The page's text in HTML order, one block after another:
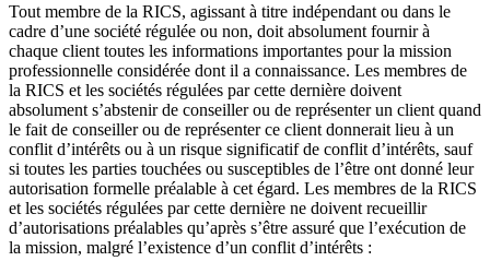
Tout membre de la RICS, agissant à titre indépendant ou dans le
cadre d’une société régulée ou non, doit absolument fournir à
chaque client toutes les informations importantes pour la mission
professionnelle considérée dont il a connaissance. Les membres de
la RICS et les sociétés régulées par cette dernière doivent
absolument s’abstenir de conseiller ou de représenter un client quand
le fait de conseiller ou de représenter ce client donnerait lieu à un
conflit d’intérêts ou à un risque significatif de conflit d’intérêts, sauf
si toutes les parties touchées ou susceptibles de l’être ont donné leur
autorisation formelle préalable à cet égard. Les membres de la RICS
et les sociétés régulées par cette dernière ne doivent recueillir
d’autorisations préalables qu’après s’être assuré que l’exécution de
la mission, malgré l’existence d’un conflit d’intérêts :